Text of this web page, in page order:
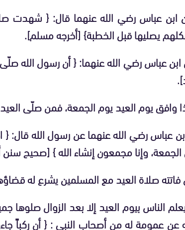
ابن عباس رضي الله عنهما قال: { شهدت
يصليها قبل الخطبة} [أخرجه مسلم].
ابن عباس رضي الله عنهما: { أن رسول الله
وافق يوم العيد يوم الجمعة، فمن صلّى
عباس رضي الله عنهما عن رسول الله قال:
الجمعة، وإنا مجمعون إنشاء الله } [صحيح
فاتته صلاة العيد مع المسلمين يشرع له
الناس بيوم العيد إلا بعد الزوال صلوها
عن عمومة له من أصحاب النبي : { أن ركباً